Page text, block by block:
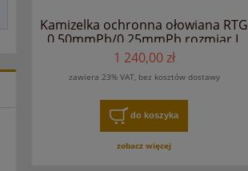
Kamizelka ochronna ołowiana RTG
0.50mmPb/0.25mmPb rozmiar L
1 240,00 zł
zawiera 23% VAT, bez kosztów dostawy
do koszyka
zobacz więcej